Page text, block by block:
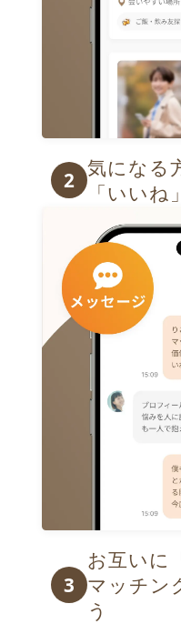
2 気になる
「いいね
3
お互いに
マッチン
う